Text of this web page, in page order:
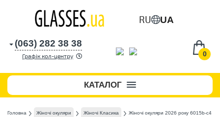
RU UA
0
(063) 282 38 38
Графік кол-центру
КАТАЛОГ
Головна Жіночі окуляри Жіночі Класика Жіночі окуляри 2026 року 6015b-c4